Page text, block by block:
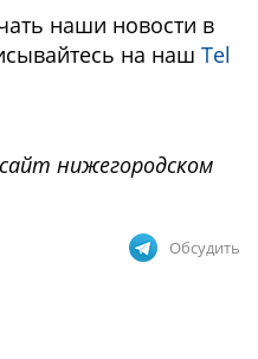
наши новости в
на наш Tel
нижегородском
Обсудить